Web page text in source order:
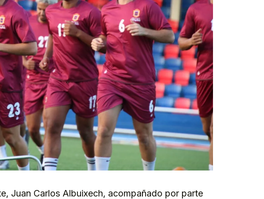
Juan Carlos Albuixech, acompañado por parte